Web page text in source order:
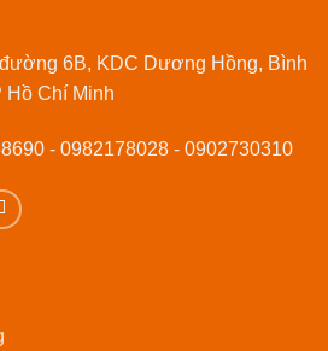
6B, KDC Dương Hồng, Bình
Hồ Chí Minh
- 0982178028 - 0902730310